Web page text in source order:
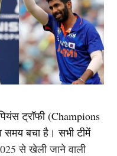
ट्रॉफी (Champions
बचा है। सभी टीमें
से खेली जाने वाली